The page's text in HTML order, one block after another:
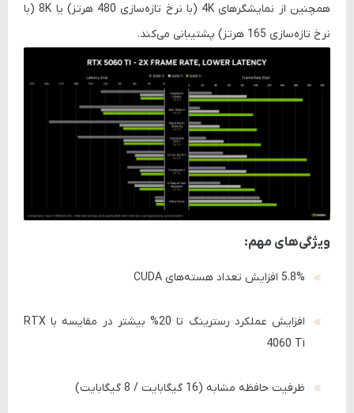
همچنین از نمایشگرهای 4K (با نرخ تازه‌سازی 480 هرتز) یا 8K (با
نرخ تازه‌سازی 165 هرتز) پشتیبانی می‌کند.
ویژگی‌های مهم:
5.8% افزایش تعداد هسته‌های CUDA
افزایش عملکرد رسترینگ تا 20% بیشتر در مقایسه با RTX
4060 Ti
ظرفیت حافظه مشابه (16 گیگابایت / 8 گیگابایت)